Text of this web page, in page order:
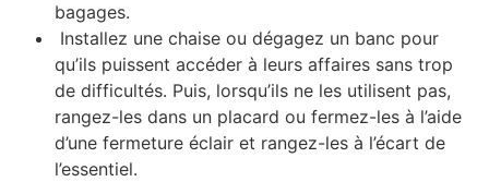
bagages.
Installez une chaise ou dégagez un banc pour
qu’ils puissent accéder à leurs affaires sans trop
de difficultés. Puis, lorsqu’ils ne les utilisent pas,
rangez-les dans un placard ou fermez-les à l’aide
d’une fermeture éclair et rangez-les à l’écart de
l’essentiel.